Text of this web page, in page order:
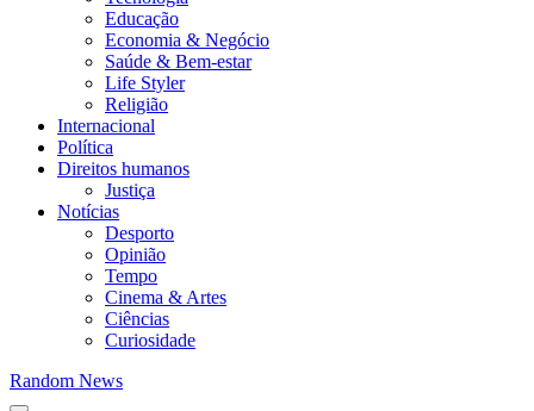
Educação
Economia & Negócio
Saúde & Bem-estar
Life Styler
Religião
Internacional
Política
Direitos humanos
Justiça
Notícias
Desporto
Opinião
Tempo
Cinema & Artes
Ciências
Curiosidade
Random News